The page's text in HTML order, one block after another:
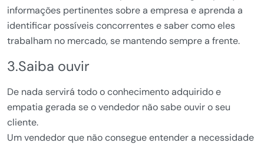
informações pertinentes sobre a empresa e aprenda a
identificar possíveis concorrentes e saber como eles
trabalham no mercado, se mantendo sempre a frente.
3.Saiba ouvir
De nada servirá todo o conhecimento adquirido e
empatia gerada se o vendedor não sabe ouvir o seu
cliente.
Um vendedor que não consegue entender a necessidade